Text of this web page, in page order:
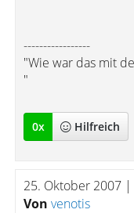
-----------------
"Wie war das mit
"
0x Hilfreich
25. Oktober 2007 |
Von venotis